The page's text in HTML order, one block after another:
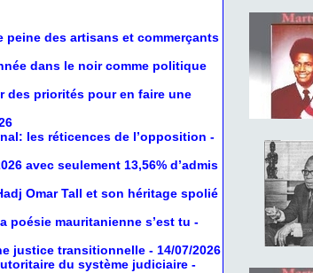
des artisans et commerçants
dans le noir comme politique
des priorités pour en faire une
les réticences de l’opposition -
avec seulement 13,56% d’admis
Omar Tall et son héritage spolié
poésie mauritanienne s’est tu -
justice transitionnelle - 14/07/2026
du système judiciaire -